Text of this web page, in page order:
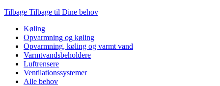
Tilbage Tilbage til Dine behov
Køling
Opvarmning og køling
Opvarmning, køling og varmt vand
Varmtvandsbeholdere
Luftrensere
Ventilationssystemer
Alle behov